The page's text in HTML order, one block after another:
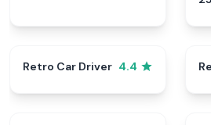
Retro Car Driver 4.4